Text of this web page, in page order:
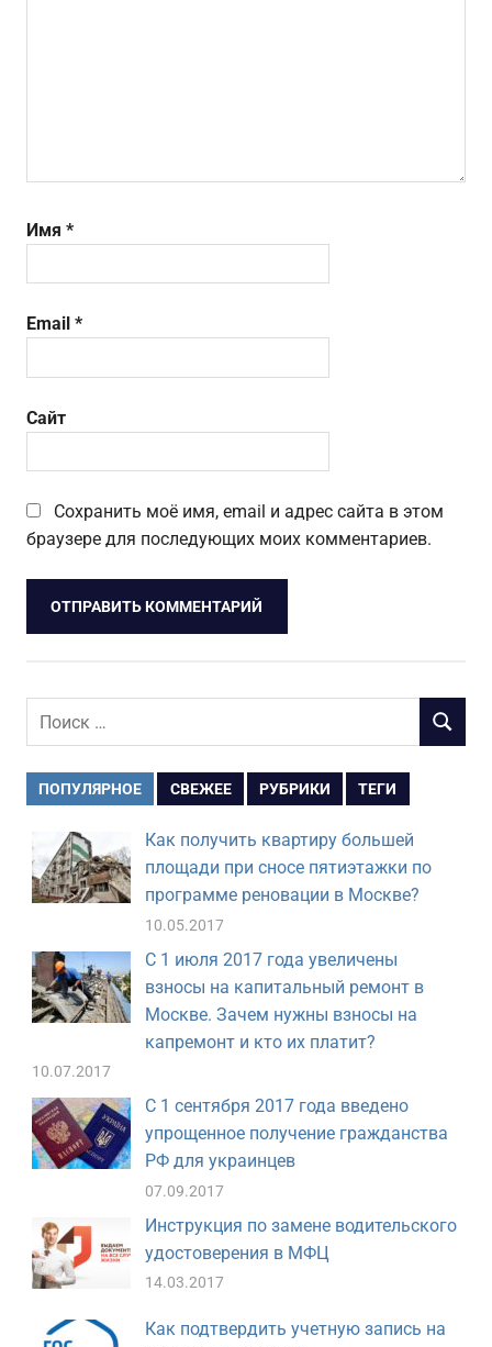
Имя *
Email *
Сайт
Сохранить моё имя, email и адрес сайта в этом
браузере для последующих моих комментариев.
Поиск
ПОИСК
ПОПУЛЯРНОЕ СВЕЖЕЕ РУБРИКИ ТЕГИ
Как получить квартиру большей
площади при сносе пятиэтажки по
программе реновации в Москве?
10.05.2017
С 1 июля 2017 года увеличены
взносы на капитальный ремонт в
Москве. Зачем нужны взносы на
капремонт и кто их платит?
10.07.2017
С 1 сентября 2017 года введено
упрощенное получение гражданства
РФ для украинцев
07.09.2017
Инструкция по замене водительского
удостоверения в МФЦ
14.03.2017
Как подтвердить учетную запись на